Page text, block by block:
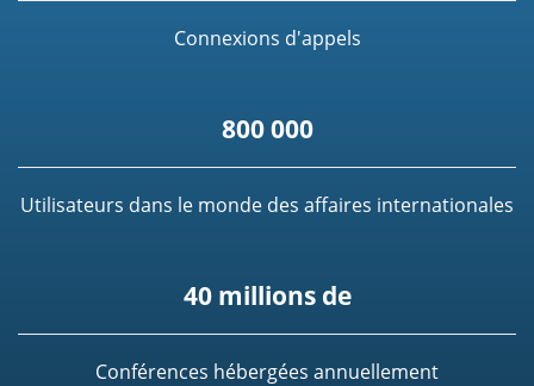
Connexions d'appels
800 000
Utilisateurs dans le monde des affaires internationales
40 millions de
Conférences hébergées annuellement